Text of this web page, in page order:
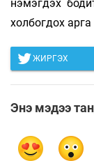
нэмэгдэх
холбогдох
ЖИРГЭХ
Энэ мэдээ